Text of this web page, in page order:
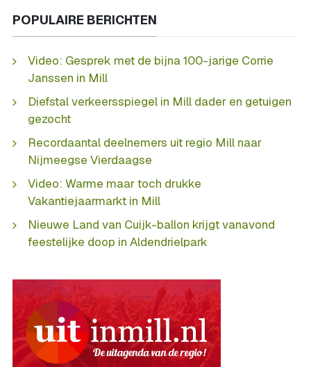
POPULAIRE BERICHTEN
Video: Gesprek met de bijna 100-jarige Corrie
Janssen in Mill
Diefstal verkeersspiegel in Mill dader en getuigen
gezocht
Recordaantal deelnemers uit regio Mill naar
Nijmeegse Vierdaagse
Video: Warme maar toch drukke
Vakantiejaarmarkt in Mill
Nieuwe Land van Cuijk-ballon krijgt vanavond
feestelijke doop in Aldendrielpark